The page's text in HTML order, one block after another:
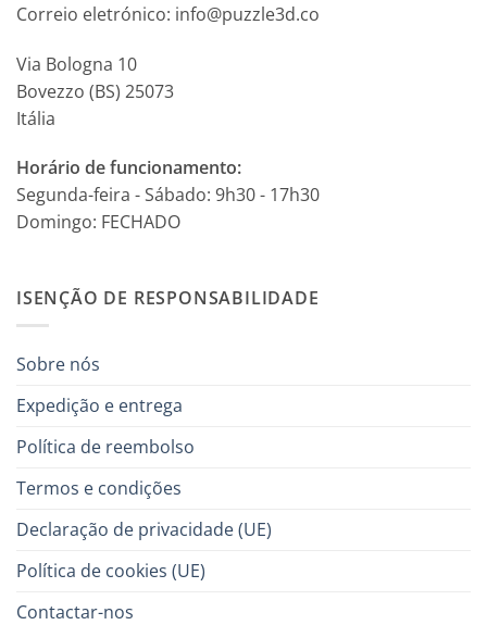
Correio eletrónico: info@puzzle3d.co
Via Bologna 10
Bovezzo (BS) 25073
Itália
Horário de funcionamento:
Segunda-feira - Sábado: 9h30 - 17h30
Domingo: FECHADO
ISENÇÃO DE RESPONSABILIDADE
Sobre nós
Expedição e entrega
Política de reembolso
Termos e condições
Declaração de privacidade (UE)
Política de cookies (UE)
Contactar-nos